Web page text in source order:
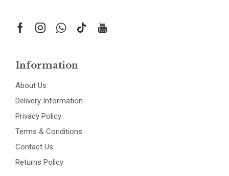
Information
About Us
Delivery Information
Privacy Policy
Terms & Conditions
Contact Us
Returns Policy